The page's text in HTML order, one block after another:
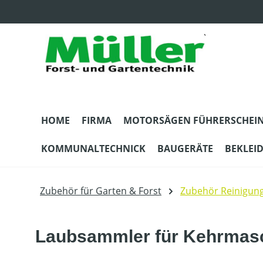
HOME FIRMA MOTORSÄGEN
KOMMUNALTECHNICK BAUGERÄTE
Zubehör für Garten & Forst Zubehör
Laubsammler für